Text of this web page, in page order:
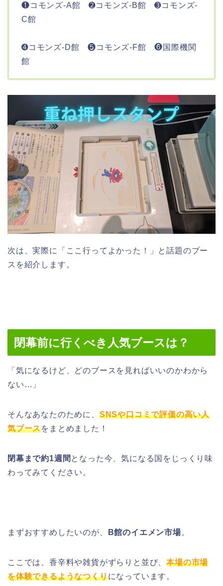
❶コモンズ-A館 ➋コモンズ-B館 ➌コモンズ-
C館
➍コモンズ-D館 ❺コモンズ-F館 ❻国際機関
館
次は、実際に「ここ行ってよかった！」と話題のブー
スを紹介します。
閉幕前に行くべき人気ブースは？
「気になるけど、どのブースを見ればいいのかわから
ない…」
そんなあなたのために、 SNSや口コミで評価の高い人
気ブースをまとめました！
閉幕まで約1週間 となった今、気になる国をじっくり味
わってみてください。
まずおすすめしたいのが、 B館のイエメン市場。
ここでは、香辛料や雑貨がずらりと並び、本場の市場
を体験できるようなつくりになっています。